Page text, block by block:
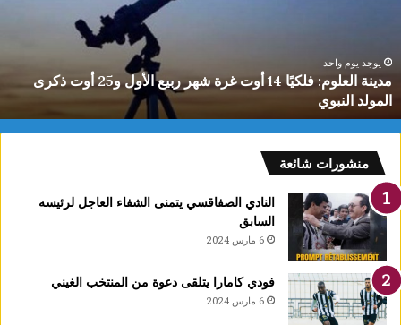
يوم واحد
مدينة العلوم: فلكيًا 14 أوت غرة شهر ربيع الأول و25 أوت ذكرى
النبوي
10
سنوات
منشورات شائعة
النادي الصفاقسي يتمنى الشفاء العاجل لرئيسه
السابق
6 مارس 2024
فودي كامارا يتلقى دعوة من المنتخب الغيني
6 مارس 2024